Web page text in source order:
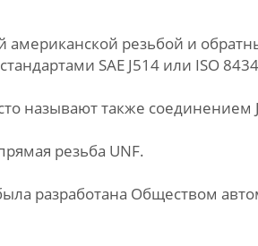
американской резьбой и
SAE J514 или ISO
называют также соединением
резьба UNF.
разработана Обществом